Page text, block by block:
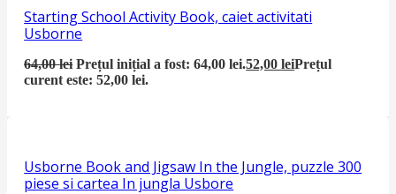
Starting School Activity Book, caiet activitati
Usborne
64,00lei Prețul inițial a fost: 64,00 lei.52,00leiPrețul
curent este: 52,00 lei.
Usborne Book and Jigsaw In the Jungle, puzzle 300
piese si cartea In jungla Usbore